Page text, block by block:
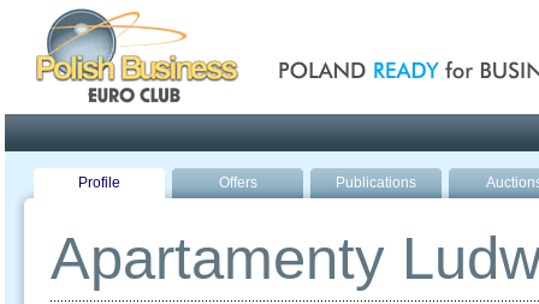
Profile Offers Publications
Apartamenty